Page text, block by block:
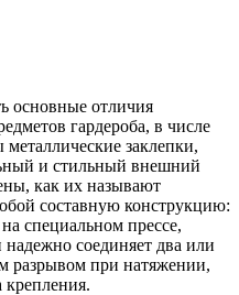
основные отличия
гардероба, в числе
заклепки,
и стильный внешний
как их называют
составную конструкцию:
специальном прессе,
соединяет два или
разрывом при натяжении,
крепления.